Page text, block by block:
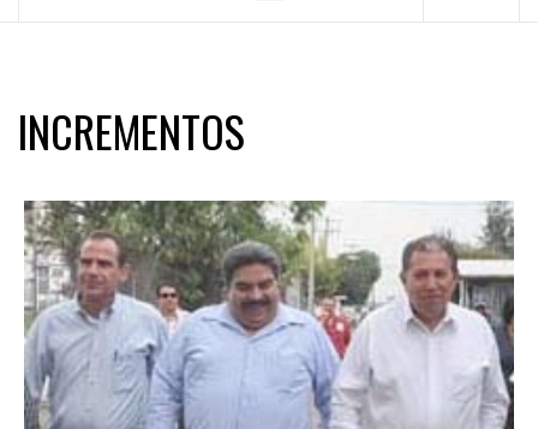
INCREMENTOS